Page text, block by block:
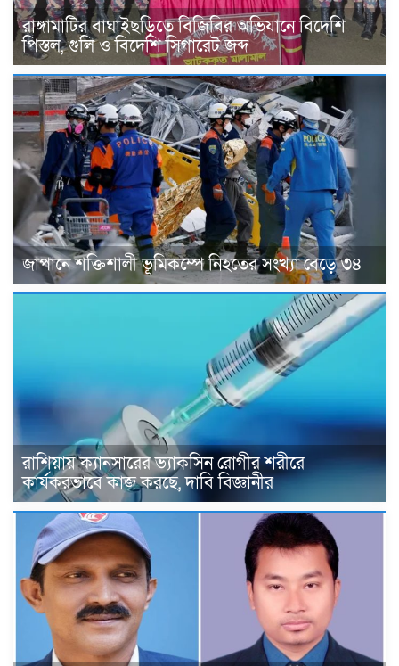
রাঙ্গামাটির বাঘাইছড়িতে বিজিবির অভিযানে বিদেশি
পিস্তল, গুলি ও বিদেশি সিগারেট জব্দ
জাপানে শক্তিশালী ভূমিকম্পে নিহতের সংখ্যা বেড়ে ৩৪
রাশিয়ায় ক্যানসারের ভ্যাকসিন রোগীর শরীরে
কার্যকরভাবে কাজ করছে, দাবি বিজ্ঞানীর